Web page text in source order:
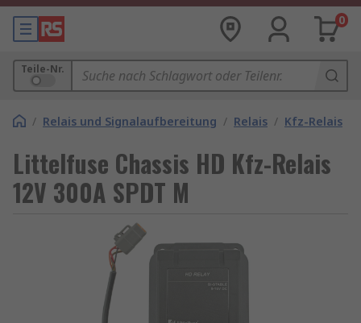
0
Teile-Nr.
/ Relais und Signalaufbereitung / Relais / Kfz-Relais
Littelfuse Chassis HD Kfz-Relais
12V 300A SPDT M